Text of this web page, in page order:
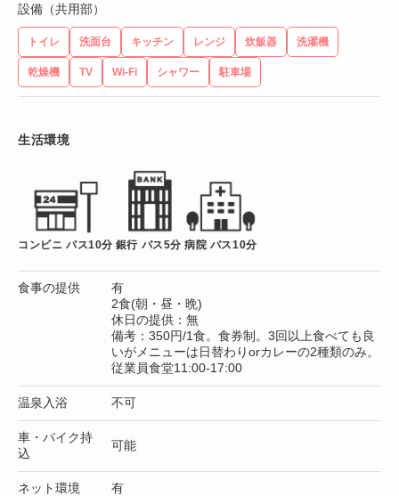
設備（共用部）
トイレ 洗面台 キッチン レンジ 炊飯器 洗濯機
乾燥機 TV Wi-Fi シャワー 駐車場
生活環境
コンビニ バス10分 銀行 バス5分 病院 バス10分
食事の提供
有
2食(朝・昼・晩)
休日の提供：無
備考：350円/1食。食券制。3回以上食べても良
いがメニューは日替わりorカレーの2種類のみ。
従業員食堂11:00-17:00
温泉入浴 不可
車・バイク持
込
可能
ネット環境 有